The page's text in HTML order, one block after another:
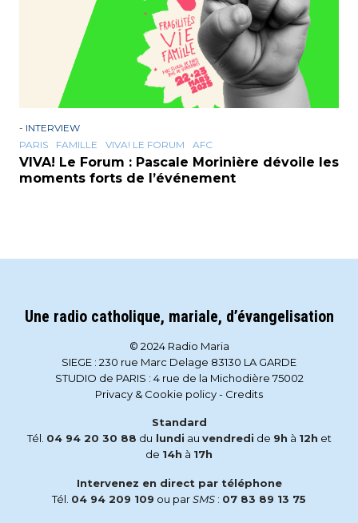
- INTERVIEW
PARIS
FAMILLE VIVA! LE FORUM AFC
VIVA! Le Forum : Pascale Morinière dévoile les
moments forts de l’événement
Une radio catholique, mariale, d’évangelisation
© 2024 Radio Maria
SIEGE : 230 rue Marc Delage 83130 LA GARDE
STUDIO de PARIS : 4 rue de la Michodière 75002
Privacy & Cookie policy- Credits
Standard
Tél. 04 94 20 30 88 du lundi au vendredi de 9h à 12h et
de 14h à 17h
Intervenez en direct par téléphone
Tél. 04 94 209 109 ou parSMS : 07 83 89 13 75